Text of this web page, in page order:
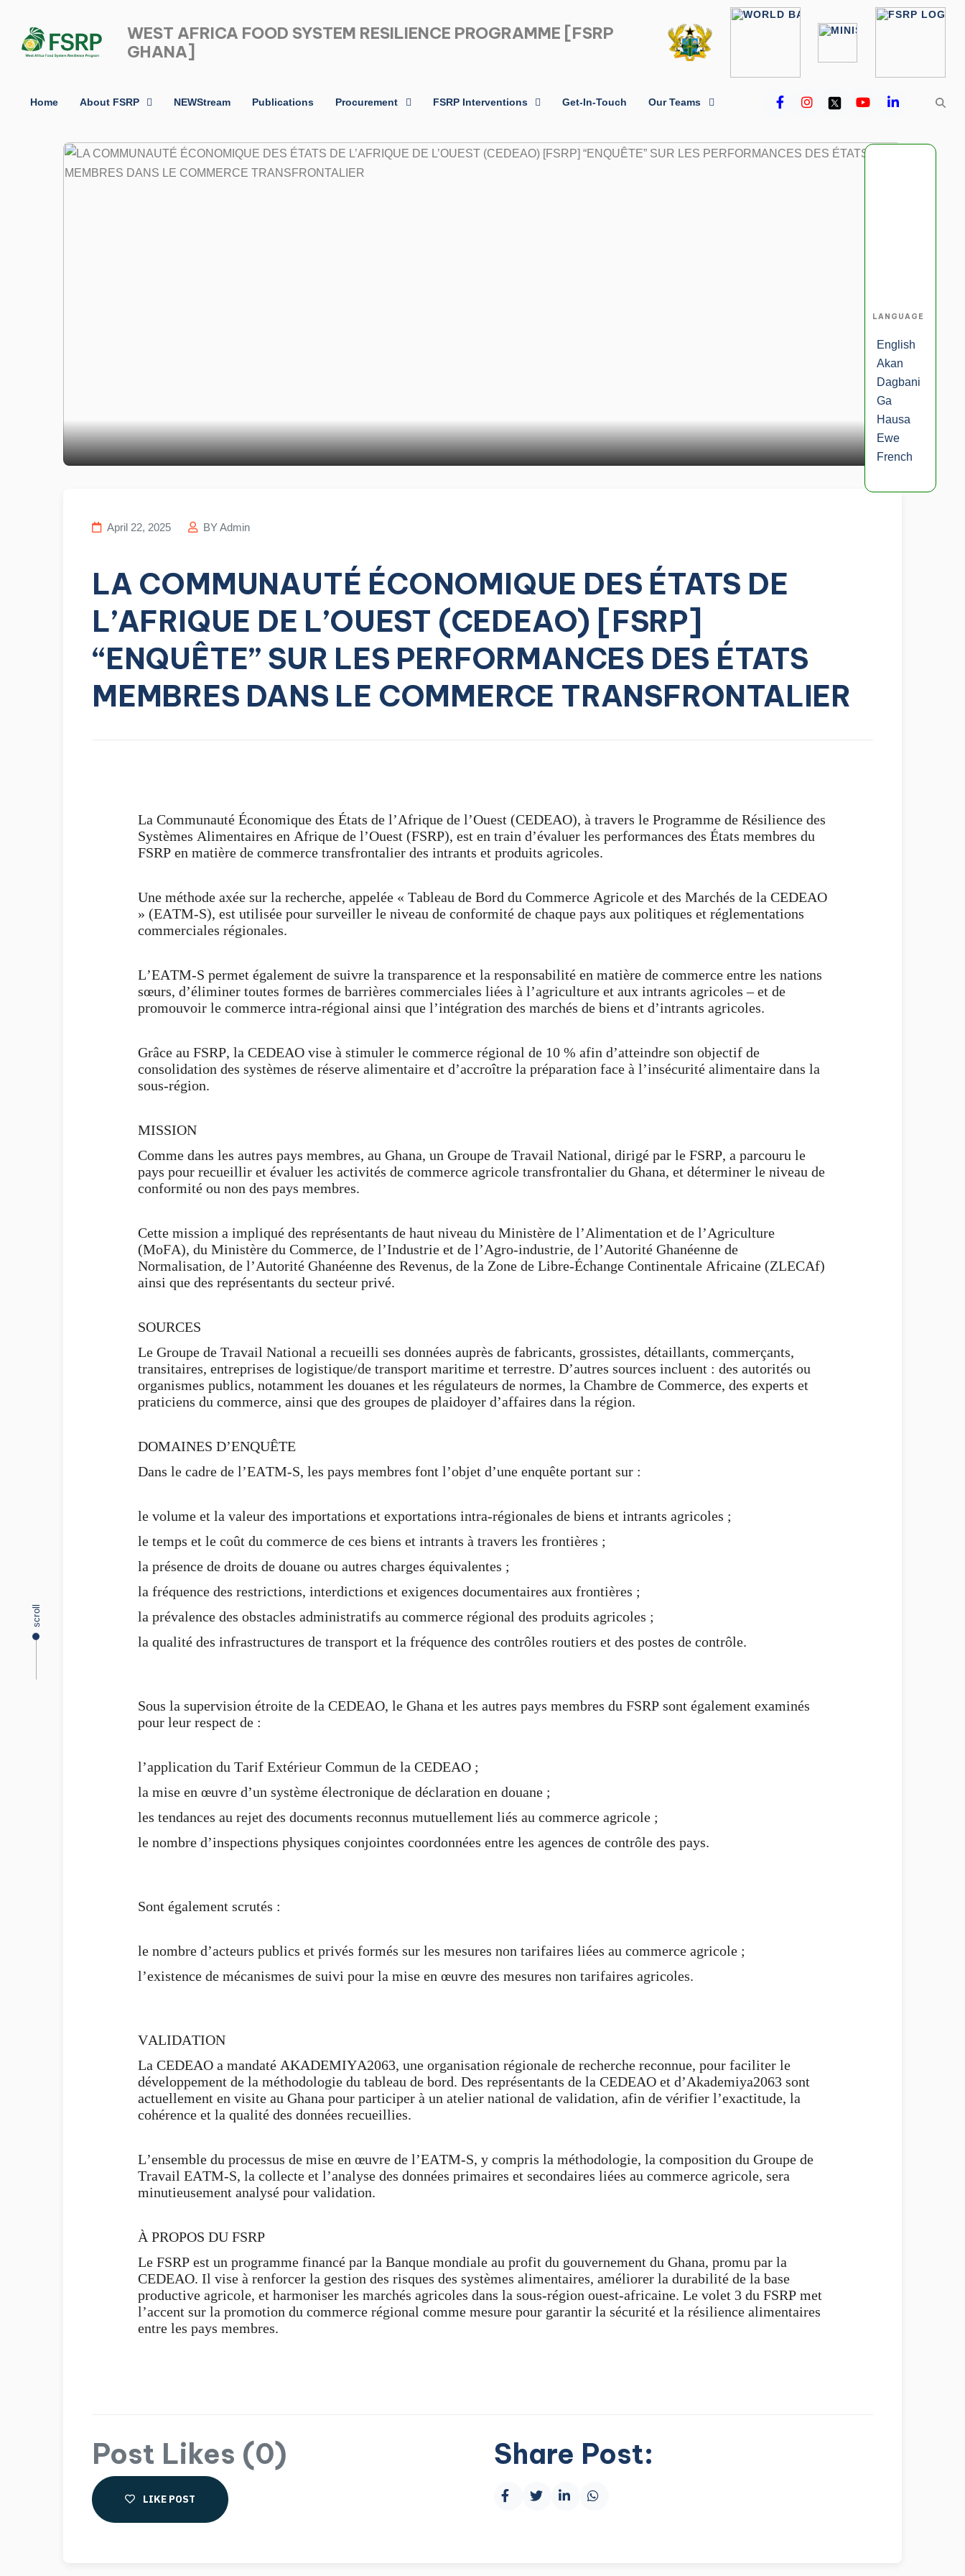
WEST AFRICA FOOD SYSTEM RESILIENCE PROGRAMME [FSRP
GHANA]
Home About FSRP NEWStream Publications Procurement FSRP Interventions Get-In-Touch Our Teams
Type and hit enter
scroll
LANGUAGE
English
Akan
Dagbani
Ga
Hausa
Ewe
French
April 22, 2025 BY Admin
LA COMMUNAUTÉ ÉCONOMIQUE DES ÉTATS DE
L’AFRIQUE DE L’OUEST (CEDEAO) [FSRP]
“ENQUÊTE” SUR LES PERFORMANCES DES ÉTATS
MEMBRES DANS LE COMMERCE TRANSFRONTALIER
La Communauté Économique des États de l’Afrique de l’Ouest (CEDEAO), à travers le Programme de Résilience des
Systèmes Alimentaires en Afrique de l’Ouest (FSRP), est en train d’évaluer les performances des États membres du
FSRP en matière de commerce transfrontalier des intrants et produits agricoles.
Une méthode axée sur la recherche, appelée « Tableau de Bord du Commerce Agricole et des Marchés de la CEDEAO
» (EATM-S), est utilisée pour surveiller le niveau de conformité de chaque pays aux politiques et réglementations
commerciales régionales.
L’EATM-S permet également de suivre la transparence et la responsabilité en matière de commerce entre les nations
sœurs, d’éliminer toutes formes de barrières commerciales liées à l’agriculture et aux intrants agricoles – et de
promouvoir le commerce intra-régional ainsi que l’intégration des marchés de biens et d’intrants agricoles.
Grâce au FSRP, la CEDEAO vise à stimuler le commerce régional de 10 % afin d’atteindre son objectif de
consolidation des systèmes de réserve alimentaire et d’accroître la préparation face à l’insécurité alimentaire dans la
sous-région.
MISSION
Comme dans les autres pays membres, au Ghana, un Groupe de Travail National, dirigé par le FSRP, a parcouru le
pays pour recueillir et évaluer les activités de commerce agricole transfrontalier du Ghana, et déterminer le niveau de
conformité ou non des pays membres.
Cette mission a impliqué des représentants de haut niveau du Ministère de l’Alimentation et de l’Agriculture
(MoFA), du Ministère du Commerce, de l’Industrie et de l’Agro-industrie, de l’Autorité Ghanéenne de
Normalisation, de l’Autorité Ghanéenne des Revenus, de la Zone de Libre-Échange Continentale Africaine (ZLECAf)
ainsi que des représentants du secteur privé.
SOURCES
Le Groupe de Travail National a recueilli ses données auprès de fabricants, grossistes, détaillants, commerçants,
transitaires, entreprises de logistique/de transport maritime et terrestre. D’autres sources incluent : des autorités ou
organismes publics, notamment les douanes et les régulateurs de normes, la Chambre de Commerce, des experts et
praticiens du commerce, ainsi que des groupes de plaidoyer d’affaires dans la région.
DOMAINES D’ENQUÊTE
Dans le cadre de l’EATM-S, les pays membres font l’objet d’une enquête portant sur :
le volume et la valeur des importations et exportations intra-régionales de biens et intrants agricoles ;
le temps et le coût du commerce de ces biens et intrants à travers les frontières ;
la présence de droits de douane ou autres charges équivalentes ;
la fréquence des restrictions, interdictions et exigences documentaires aux frontières ;
la prévalence des obstacles administratifs au commerce régional des produits agricoles ;
la qualité des infrastructures de transport et la fréquence des contrôles routiers et des postes de contrôle.
Sous la supervision étroite de la CEDEAO, le Ghana et les autres pays membres du FSRP sont également examinés
pour leur respect de :
l’application du Tarif Extérieur Commun de la CEDEAO ;
la mise en œuvre d’un système électronique de déclaration en douane ;
les tendances au rejet des documents reconnus mutuellement liés au commerce agricole ;
le nombre d’inspections physiques conjointes coordonnées entre les agences de contrôle des pays.
Sont également scrutés :
le nombre d’acteurs publics et privés formés sur les mesures non tarifaires liées au commerce agricole ;
l’existence de mécanismes de suivi pour la mise en œuvre des mesures non tarifaires agricoles.
VALIDATION
La CEDEAO a mandaté AKADEMIYA2063, une organisation régionale de recherche reconnue, pour faciliter le
développement de la méthodologie du tableau de bord. Des représentants de la CEDEAO et d’Akademiya2063 sont
actuellement en visite au Ghana pour participer à un atelier national de validation, afin de vérifier l’exactitude, la
cohérence et la qualité des données recueillies.
L’ensemble du processus de mise en œuvre de l’EATM-S, y compris la méthodologie, la composition du Groupe de
Travail EATM-S, la collecte et l’analyse des données primaires et secondaires liées au commerce agricole, sera
minutieusement analysé pour validation.
À PROPOS DU FSRP
Le FSRP est un programme financé par la Banque mondiale au profit du gouvernement du Ghana, promu par la
CEDEAO. Il vise à renforcer la gestion des risques des systèmes alimentaires, améliorer la durabilité de la base
productive agricole, et harmoniser les marchés agricoles dans la sous-région ouest-africaine. Le volet 3 du FSRP met
l’accent sur la promotion du commerce régional comme mesure pour garantir la sécurité et la résilience alimentaires
entre les pays membres.
Post Likes (0)
LIKE POST
Share Post: